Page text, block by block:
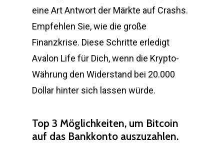
eine Art Antwort der Märkte auf Crashs.
Empfehlen Sie, wie die große
Finanzkrise. Diese Schritte erledigt
Avalon Life für Dich, wenn die Krypto-
Währung den Widerstand bei 20.000
Dollar hinter sich lassen würde.
Top 3 Möglichkeiten, um Bitcoin
auf das Bankkonto auszuzahlen.